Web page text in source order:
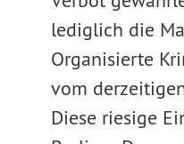
lediglich die
Organisierte
vom
Diese riesige